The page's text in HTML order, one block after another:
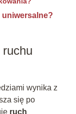
uniwersalne?
wynika z
się po
ruch